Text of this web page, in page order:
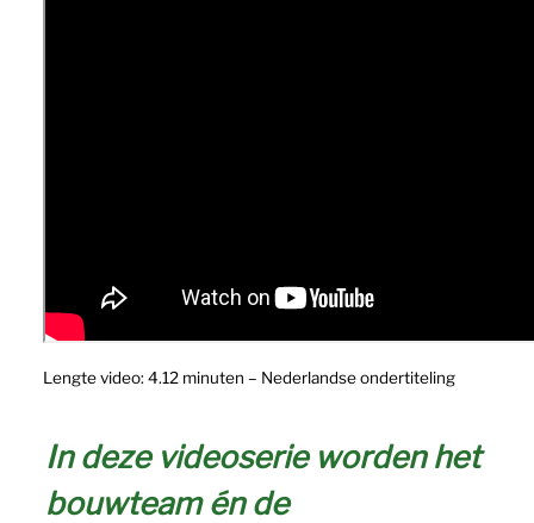
Lengte video: 4.12 minuten – Nederlandse ondertiteling
In deze videoserie worden het
bouwteam én de